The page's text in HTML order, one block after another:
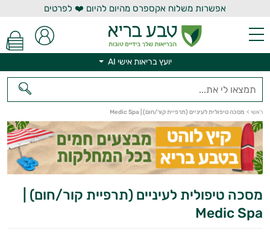
אפשרות משלוח אקספרס מהיום להיום ❤️ לפרטים
יועץ בריאות אישי AI
ראשי > מסכה טיפולית לעיניים (תרפיית קור/חום) | Medic Spa
מסכה טיפולית לעיניים (תרפיית קור/חום) |
Medic Spa